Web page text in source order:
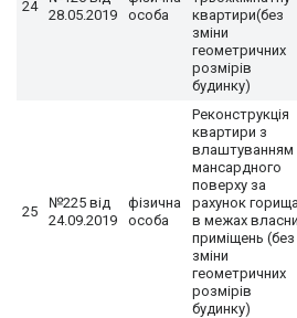
24
28.05.2019
особа
квартири(без
зміни
геометричних
розмірів
будинку)
25
№225 від
24.09.2019
фізична
особа
Реконструкція
квартири з
влаштуванням
мансардного
поверху за
рахунок горища
в межах
приміщень (без
зміни
геометричних
розмірів
будинку)